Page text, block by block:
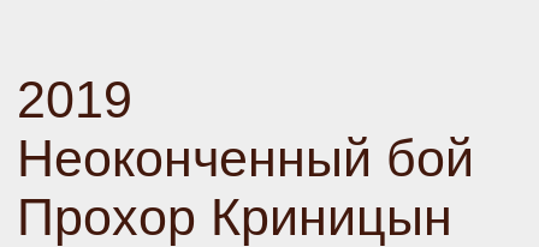
2019
Неоконченный бой
Прохор Криницын